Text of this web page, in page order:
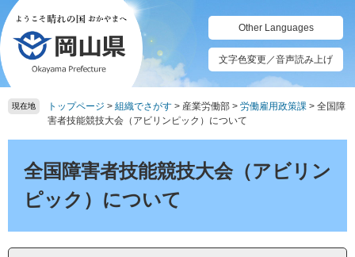
ペ
ー
ジ
の
先
頭
メ
ニ
ュ
ー
を
飛
て
Other Languages
文字色変更／音声読み上げ
現在地 トップページ > 組織でさがす > 産業労働部 > 労働雇用政策課 > 全国障
害者技能競技大会（アビリンピック）について
全国障害者技能競技大会（アビリン
ピック）について